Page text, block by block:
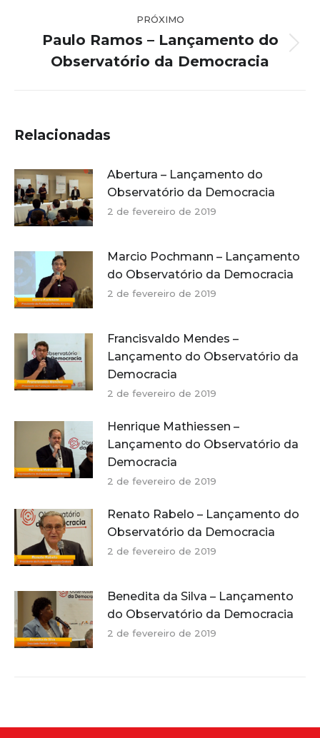
PRÓXIMO
Próximo
post:
Paulo Ramos – Lançamento do
Observatório da Democracia
Relacionadas
Abertura – Lançamento do
Observatório da Democracia
2 de fevereiro de 2019
Marcio Pochmann – Lançamento
do Observatório da Democracia
2 de fevereiro de 2019
Francisvaldo Mendes –
Lançamento do Observatório da
Democracia
2 de fevereiro de 2019
Henrique Mathiessen –
Lançamento do Observatório da
Democracia
2 de fevereiro de 2019
Renato Rabelo – Lançamento do
Observatório da Democracia
2 de fevereiro de 2019
Benedita da Silva – Lançamento
do Observatório da Democracia
2 de fevereiro de 2019